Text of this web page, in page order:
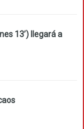
13’) llegará a